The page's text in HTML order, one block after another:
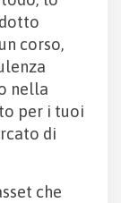
corso,
nella
per i tuoi
di
che